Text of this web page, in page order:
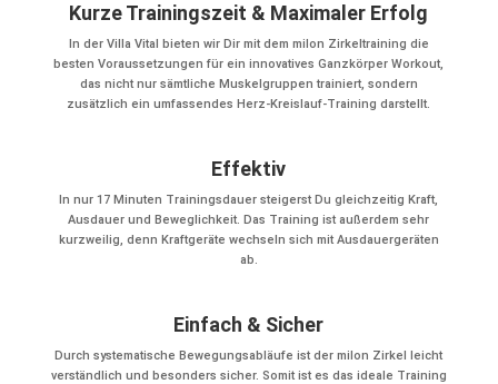
Kurze Trainingszeit & Maximaler Erfolg
In der Villa Vital bieten wir Dir mit dem milon Zirkeltraining die
besten Voraussetzungen für ein innovatives Ganzkörper Workout,
das nicht nur sämtliche Muskelgruppen trainiert, sondern
zusätzlich ein umfassendes Herz-Kreislauf-Training darstellt.
Effektiv
In nur 17 Minuten Trainingsdauer steigerst Du gleichzeitig Kraft,
Ausdauer und Beweglichkeit. Das Training ist außerdem sehr
kurzweilig, denn Kraftgeräte wechseln sich mit Ausdauergeräten
ab.
Einfach & Sicher
Durch systematische Bewegungsabläufe ist der milon Zirkel leicht
verständlich und besonders sicher. Somit ist es das ideale Training